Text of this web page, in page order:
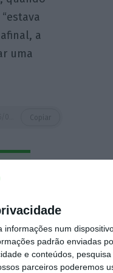
num
padrão enviadas
e conteúdos,
parceiros poderemos
a
uma